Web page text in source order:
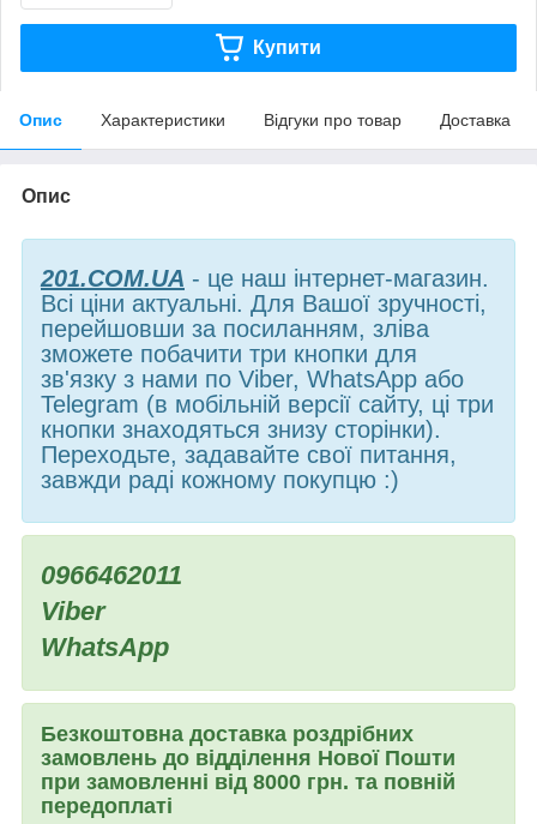
Купити
Опис Характеристики Відгуки про товар Доставка
Опис
201.COM.UA - це наш інтернет-магазин.
Всі ціни актуальні. Для Вашої зручності,
перейшовши за посиланням, зліва
зможете побачити три кнопки для
зв'язку з нами по Viber, WhatsApp або
Telegram (в мобільній версії сайту, ці три
кнопки знаходяться знизу сторінки).
Переходьте, задавайте свої питання,
завжди раді кожному покупцю :)
0966462011
Viber
WhatsApp
Безкоштовна доставка роздрібних
замовлень до відділення Нової Пошти
при замовленні від 8000 грн. та повній
передоплаті